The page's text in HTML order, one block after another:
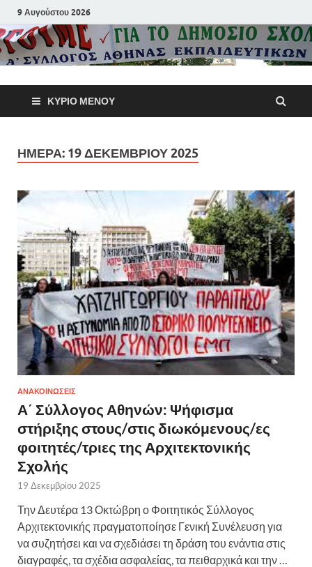
9 Αυγούστου 2026
Α΄
Αθηνών
Π.Ε.
ΚΎΡΙΟ ΜΕΝΟΎ
ΗΜΈΡΑ: 19 ΔΕΚΕΜΒΡΊΟΥ 2025
ΑΝΑΚΟΙΝΩΣΕΙΣ
Α΄ Σύλλογος Αθηνών: Ψήφισμα
στήριξης στους/στις διωκόμενους/ες
φοιτητές/τριες της Αρχιτεκτονικής
Σχολής
19 Δεκεμβρίου 2025
Την Δευτέρα 13 Οκτώβρη ο Φοιτητικός Σύλλογος
Αρχιτεκτονικής πραγματοποίησε Γενική Συνέλευση για
να συζητήσει και να σχεδιάσει τη δράση του ενάντια στις
διαγραφές, τα σχέδια ασφαλείας, τα πειθαρχικά και την …